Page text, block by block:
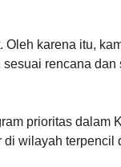
karena itu,
rencana dan
prioritas dalam
wilayah terpencil